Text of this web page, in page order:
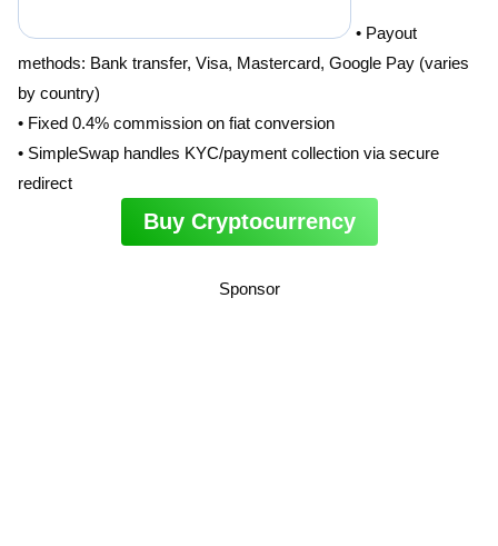
• Payout
methods: Bank transfer, Visa, Mastercard, Google Pay (varies
by country)
• Fixed 0.4% commission on fiat conversion
• SimpleSwap handles KYC/payment collection via secure
redirect
Buy Cryptocurrency
Sponsor